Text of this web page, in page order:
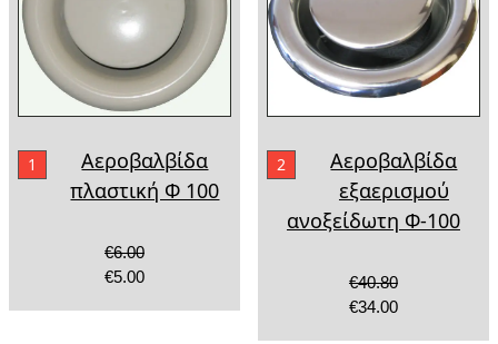
1
Αεροβαλβίδα
πλαστική Φ 100
€6.00
€5.00
2
Αεροβαλβίδα
εξαερισμού
ανοξείδωτη Φ-100
€40.80
€34.00